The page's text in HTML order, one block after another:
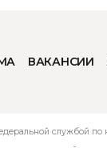
ВАКАНСИИ
службой